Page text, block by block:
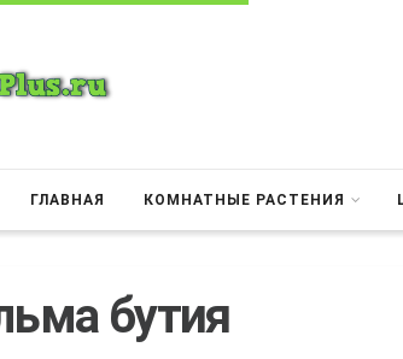
ГЛАВНАЯ КОМНАТНЫЕ РАСТЕНИЯ
бутия